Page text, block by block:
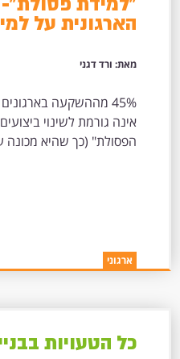
הארגונית על
מאת: ורד דגני
45% מההשקעה
אינה גורמת לשינוי
הפסולת" (כך שהיא מכונה
ארגוני
כל הטעויות